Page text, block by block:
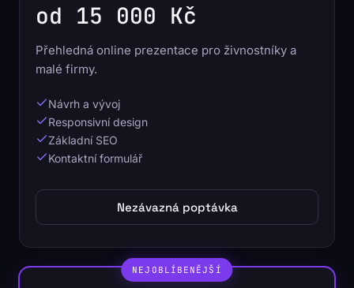
od 15 000 Kč
Přehledná online prezentace pro živnostníky a
malé firmy.
Návrh a vývoj
Responsivní design
Základní SEO
Kontaktní formulář
Nezávazná poptávka
NEJOBLÍBENĚJŠÍ